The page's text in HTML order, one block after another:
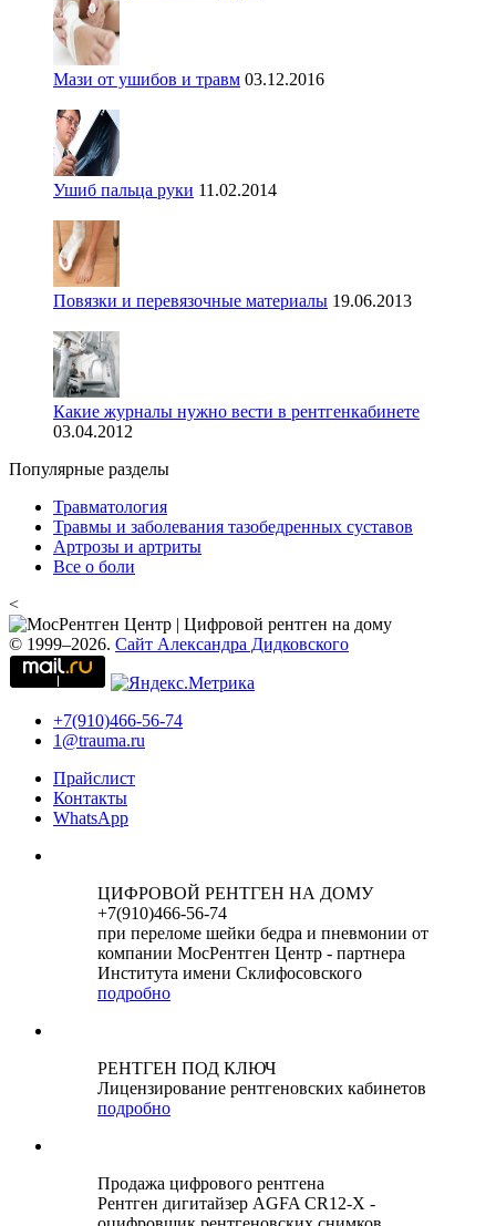
Мази от ушибов и травм 03.12.2016
Ушиб пальца руки 11.02.2014
Повязки и перевязочные материалы 19.06.2013
Какие журналы нужно вести в рентгенкабинете
03.04.2012
Популярные разделы
Травматология
Травмы и заболевания тазобедренных суставов
Артрозы и артриты
Все о боли
<
© 1999–2026. Сайт Александра Дидковского
+7(910)466-56-74
1@trauma.ru
Прайслист
Контакты
WhatsApp
ЦИФРОВОЙ РЕНТГЕН НА ДОМУ
+7(910)466-56-74
при переломе шейки бедра и пневмонии от
компании МосРентген Центр - партнера
Института имени Склифосовского
подробно
РЕНТГЕН ПОД КЛЮЧ
Лицензирование рентгеновских кабинетов
подробно
Продажа цифрового рентгена
Рентген дигитайзер AGFA CR12-X -